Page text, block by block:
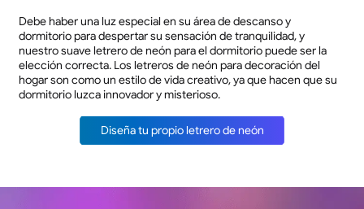
Debe haber una luz especial en su área de descanso y
dormitorio para despertar su sensación de tranquilidad, y
nuestro suave letrero de neón para el dormitorio puede ser la
elección correcta. Los letreros de neón para decoración del
hogar son como un estilo de vida creativo, ya que hacen que su
dormitorio luzca innovador y misterioso.
Diseña tu propio letrero de neón